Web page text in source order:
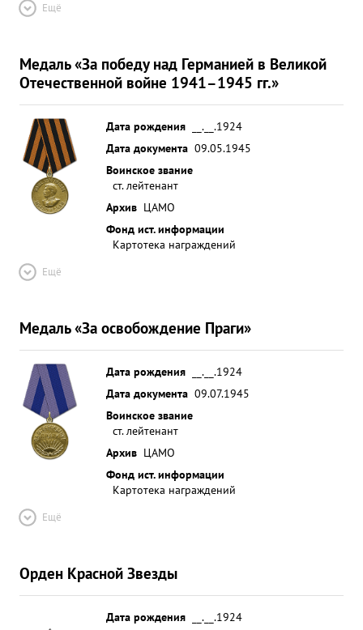
Ещё
Медаль «За победу над Германией в Великой
Отечественной войне 1941–1945 гг.»
Дата рождения
__.__.1924
Дата документа 09.05.1945
Воинское звание
ст. лейтенант
Архив ЦАМО
Фонд ист. информации
Картотека награждений
Ещё
Медаль «За освобождение Праги»
Дата рождения
__.__.1924
Дата документа 09.07.1945
Воинское звание
ст. лейтенант
Архив ЦАМО
Фонд ист. информации
Картотека награждений
Ещё
Орден Красной Звезды
Дата рождения
__.__.1924